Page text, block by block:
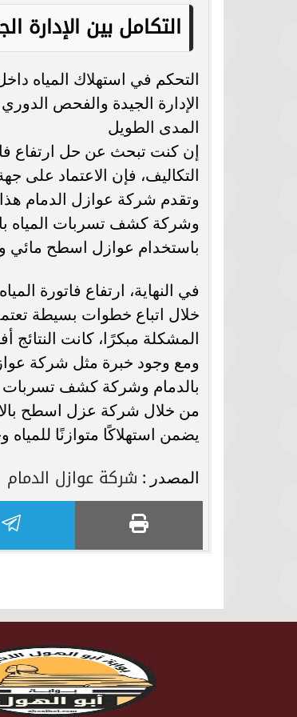
التكامل بين الإدارة
التحكم في استهلاك المياه
الإدارة الجيدة والفحص
المدى الطويل
إن كنت تبحث عن حل ارتفاع
التكاليف، فإن الاعتماد على
وتقدم شركة عوازل الدمام
وشركة كشف تسربات المياه
باستخدام عوازل اسطح مائي
في النهاية، ارتفاع فاتورة
خلال اتباع خطوات بسيطة
المشكلة مبكرًا، كانت النتائج
ومع وجود خبرة مثل شركة
بالدمام وشركة كشف تسربات
من خلال شركة عزل اسطح
يضمن استهلاكًا متوازنًا
المصدر : شركة عوازل الدمام